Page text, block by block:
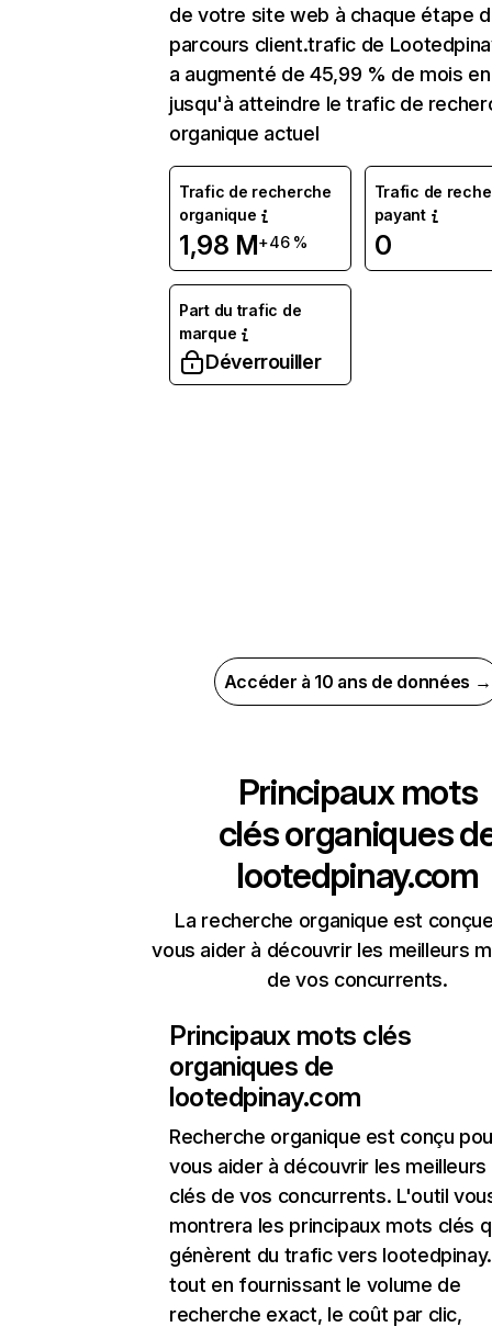
de votre site web à chaque étape
parcours client.trafic de
a augmenté de 45,99 % de mois
jusqu'à atteindre le trafic de
organique actuel
Trafic de recherche
organique
1,98 M+46 %
Trafic de
payant
0
Part du trafic de
marque
Déverrouiller
Accéder à 10 ans de données →
Principaux mots
clés organiques
lootedpinay.com
La recherche organique est
vous aider à découvrir les meilleurs
de vos concurrents.
Principaux mots clés
organiques de
lootedpinay.com
Recherche organique est conçu
vous aider à découvrir les
clés de vos concurrents. L'outil
montrera les principaux mots clés
génèrent du trafic vers
tout en fournissant le volume de
recherche exact, le coût par clic,